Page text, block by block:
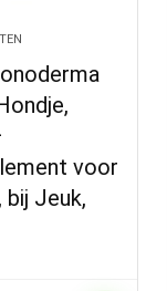
voor
bij Jeuk,